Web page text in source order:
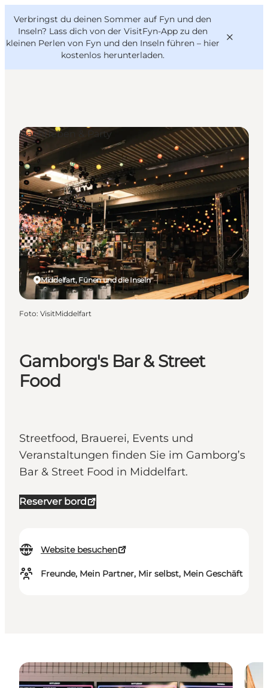
Verbringst du deinen Sommer auf Fyn und den
Inseln? Lass dich von der VisitFyn-App zu den
kleinen Perlen von Fyn und den Inseln führen – hier
kostenlos herunterladen.
Reise Ideen
Outdoor & bike
Essen & trinken
Übernachtung
VisitFyn
Deutsch
Gamborg's Bar & Street
Food
Streetfood, Brauerei, Events und
Veranstaltungen finden Sie im Gamborg’s
Bar & Street Food in Middelfart.
Reserver bord
Website besuchen
Freunde, Mein Partner, Mir selbst, Mein Geschäft
Middelfart, Fünen und die Inseln
Nachtleben & Party
Foto: VisitMiddelfart